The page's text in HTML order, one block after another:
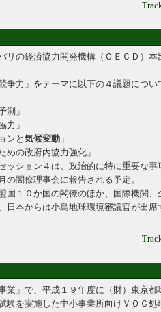
の経済協力開発機構（ＯＥＣＤ）本
力」をテーマに以下の４議題につい
測」
力」
ンと 気候変動 」
めの政府内協力強化」
ション４は、政治的に特に重要な事
閣僚理事会に報告される予定。
１０か国の閣僚のほか、国際機関、
日本からは小島地球環境審議官が出席
業」で、平成１９年度に（財）東京都
験を実施した中小事業所向けＶＯＣ処